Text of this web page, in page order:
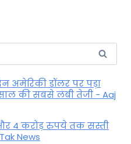
अमेरिकी डॉलर पर पड़ा
की सबसे लंबी तेजी - Aaj
4 करोड़ रुपये तक सस्ती
News